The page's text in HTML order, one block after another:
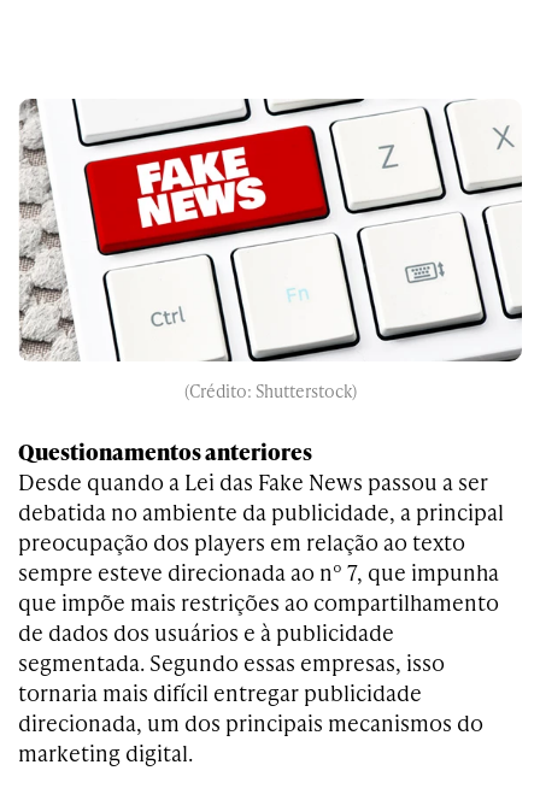
(Crédito: Shutterstock)
Questionamentos anteriores
Desde quando a Lei das Fake News passou a ser
debatida no ambiente da publicidade, a principal
preocupação dos players em relação ao texto
sempre esteve direcionada ao nº 7, que impunha
que impõe mais restrições ao compartilhamento
de dados dos usuários e à publicidade
segmentada. Segundo essas empresas, isso
tornaria mais difícil entregar publicidade
direcionada, um dos principais mecanismos do
marketing digital.